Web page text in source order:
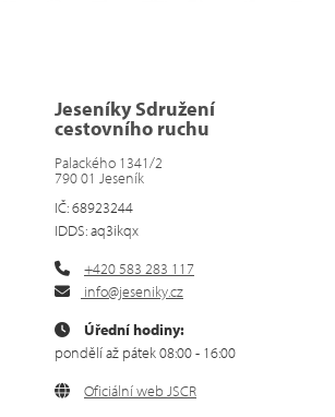
Jeseníky Sdružení
cestovního ruchu
Palackého 1341/2
790 01 Jeseník
IČ: 68923244
IDDS: aq3ikqx
+420 583 283 117
info@jeseniky.cz
Úřední hodiny:
pondělí až pátek 08:00 - 16:00
Oficiální web JSCR